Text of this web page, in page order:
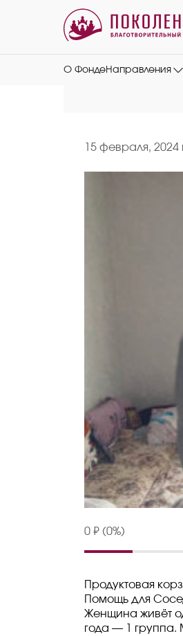
О ФондеНаправления
15 февраля, 2024
0 ₽ (0%)
Продуктовая
Помощь для
Женщина живёт
года — 1 группа.